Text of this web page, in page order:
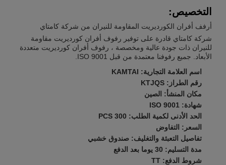
التخصيص:
أرفف أفران الكورديريت المقاومة للنيران من شركة كامتاي
شركة كامتاي قادرة على توفير رفوف أفران كورديريت مقاومة
للنيران ذات جودة عالية ومخصصة ، رفوف أفران كورديريت متعددة
الأبعاد. جميع رفوفنا معتمدة من قبل ISO 9001.
اسم العلامة التجارية: KAMTAI
رقم الطراز: KTJQS
مكان المنشأ: الصين
شهادة: ISO 9001
الحد الأدنى لكمية الطلب: 300 PCS
السعر: التفاوض
تفاصيل التعبئة والتغليف: صندوق خشبي
مدة التسليم: 30 يوما بعد الدفع
شروط الدفع: TT